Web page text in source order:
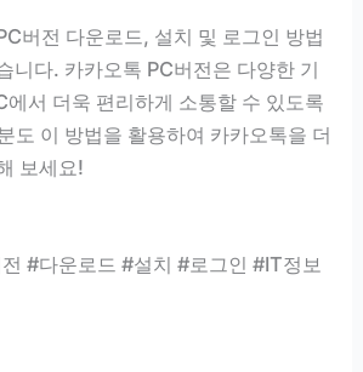
버전 다운로드, 설치 및 로그인 방법
니다. 카카오톡 PC버전은 다양한 기
에서 더욱 편리하게 소통할 수 있도록
도 이 방법을 활용하여 카카오톡을 더
보세요!
#다운로드 #설치 #로그인 #IT정보